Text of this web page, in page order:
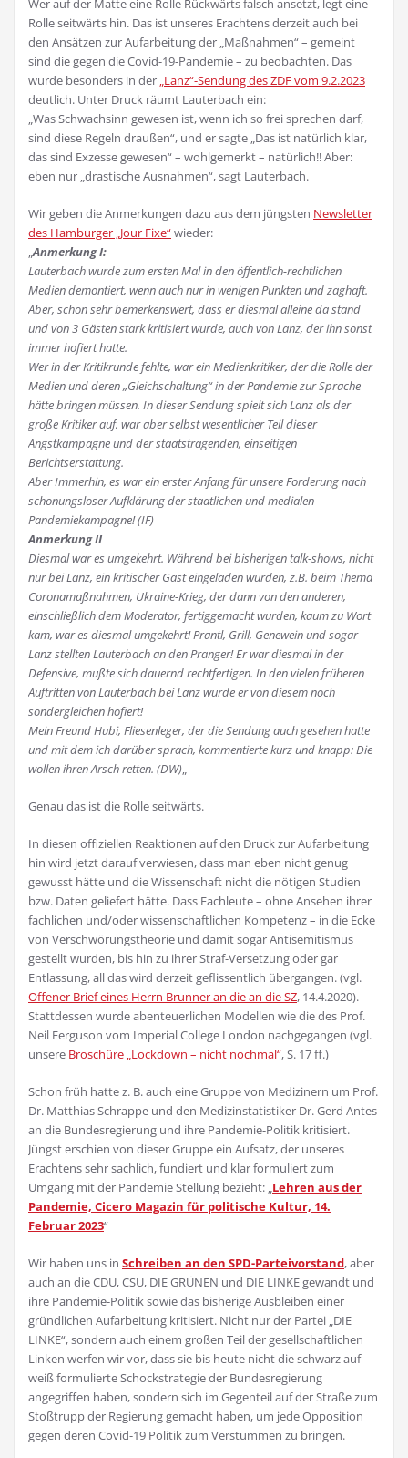
Wer auf der Matte eine Rolle Rückwärts falsch ansetzt, legt eine
Rolle seitwärts hin. Das ist unseres Erachtens derzeit auch bei
den Ansätzen zur Aufarbeitung der „Maßnahmen“ – gemeint
sind die gegen die Covid-19-Pandemie – zu beobachten. Das
wurde besonders in der „Lanz“-Sendung des ZDF vom 9.2.2023
deutlich. Unter Druck räumt Lauterbach ein:
„Was Schwachsinn gewesen ist, wenn ich so frei sprechen darf,
sind diese Regeln draußen“, und er sagte „Das ist natürlich klar,
das sind Exzesse gewesen“ – wohlgemerkt – natürlich!! Aber:
eben nur „drastische Ausnahmen“, sagt Lauterbach.
Wir geben die Anmerkungen dazu aus dem jüngsten Newsletter
des Hamburger „Jour Fixe“wieder:
„Anmerkung I:
Lauterbach wurde zum ersten Mal in den öffentlich-rechtlichen
Medien demontiert, wenn auch nur in wenigen Punkten und zaghaft.
Aber, schon sehr bemerkenswert, dass er diesmal alleine da stand
und von 3 Gästen stark kritisiert wurde, auch von Lanz, der ihn sonst
immer hofiert hatte.
Wer in der Kritikrunde fehlte, war ein Medienkritiker, der die Rolle der
Medien und deren „Gleichschaltung“ in der Pandemie zur Sprache
hätte bringen müssen. In dieser Sendung spielt sich Lanz als der
große Kritiker auf, war aber selbst wesentlicher Teil dieser
Angstkampagne und der staatstragenden, einseitigen
Berichtserstattung.
Aber Immerhin, es war ein erster Anfang für unsere Forderung nach
schonungsloser Aufklärung der staatlichen und medialen
Pandemiekampagne! (IF)
Anmerkung II
Diesmal war es umgekehrt. Während bei bisherigen talk-shows, nicht
nur bei Lanz, ein kritischer Gast eingeladen wurden, z.B. beim Thema
Coronamaßnahmen, Ukraine-Krieg, der dann von den anderen,
einschließlich dem Moderator, fertiggemacht wurden, kaum zu Wort
kam, war es diesmal umgekehrt! Prantl, Grill, Genewein und sogar
Lanz stellten Lauterbach an den Pranger! Er war diesmal in der
Defensive, mußte sich dauernd rechtfertigen. In den vielen früheren
Auftritten von Lauterbach bei Lanz wurde er von diesem noch
sondergleichen hofiert!
Mein Freund Hubi, Fliesenleger, der die Sendung auch gesehen hatte
und mit dem ich darüber sprach, kommentierte kurz und knapp: Die
wollen ihren Arsch retten. (DW)„
Genau das ist die Rolle seitwärts.
In diesen offiziellen Reaktionen auf den Druck zur Aufarbeitung
hin wird jetzt darauf verwiesen, dass man eben nicht genug
gewusst hätte und die Wissenschaft nicht die nötigen Studien
bzw. Daten geliefert hätte. Dass Fachleute – ohne Ansehen ihrer
fachlichen und/oder wissenschaftlichen Kompetenz – in die Ecke
von Verschwörungstheorie und damit sogar Antisemitismus
gestellt wurden, bis hin zu ihrer Straf-Versetzung oder gar
Entlassung, all das wird derzeit geflissentlich übergangen. (vgl.
Offener Brief eines Herrn Brunner an die an die SZ, 14.4.2020).
Stattdessen wurde abenteuerlichen Modellen wie die des Prof.
Neil Ferguson vom Imperial College Lon­don nachgegangen (vgl.
unsere Broschüre „Lockdown – nicht nochmal“, S. 17 ff.)
Schon früh hatte z. B. auch eine Gruppe von Medizinern um Prof.
Dr. Matthias Schrappe und den Medizinstatistiker Dr. Gerd Antes
an die Bundesregierung und ihre Pandemie-Politik kritisiert.
Jüngst erschien von dieser Gruppe ein Aufsatz, der unseres
Erachtens sehr sachlich, fundiert und klar formuliert zum
Umgang mit der Pandemie Stellung bezieht: „Lehren aus der
Pandemie, Cicero Magazin für politische Kultur, 14.
Februar 2023“
Wir haben uns in Schreiben an den SPD-Parteivorstand, aber
auch an die CDU, CSU, DIE GRÜNEN und DIE LINKE gewandt und
ihre Pandemie-Politik sowie das bisherige Ausbleiben einer
gründlichen Aufarbeitung kritisiert. Nicht nur der Partei „DIE
LINKE“, sondern auch einem großen Teil der gesellschaftlichen
Linken werfen wir vor, dass sie bis heute nicht die schwarz auf
weiß formulierte Schockstrategie der Bundesregierung
angegriffen haben, sondern sich im Gegenteil auf der Straße zum
Stoßtrupp der Regierung gemacht haben, um jede Opposition
gegen deren Covid-19 Politik zum Verstummen zu bringen.